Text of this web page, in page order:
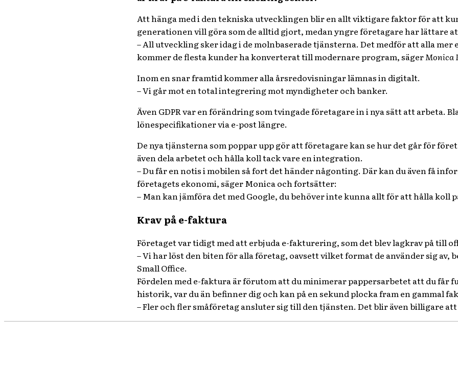
Att hänga med i den tekniska utvecklingen blir en allt viktigare faktor för att
generationen vill göra som de alltid gjort, medan yngre företagare har lättare
– All utveckling sker idag i de molnbaserade tjänsterna. Det medför att alla
kommer de flesta kunder ha konverterat till modernare program, sägerMonica
Inom en snar framtid kommer alla årsredovisningar lämnas in digitalt.
– Vi går mot en total integrering mot myndigheter och banker.
Även GDPR var en förändring som tvingade företagare in i nya sätt att arbeta.
lönespecifikationer via e-post längre.
De nya tjänsterna som poppar upp gör att företagare kan se hur det går för
även dela arbetet och hålla koll tack vare en integration.
– Du får en notis i mobilen så fort det händer någonting. Där kan du även få
företagets ekonomi, säger Monica och fortsätter:
– Man kan jämföra det med Google, du behöver inte kunna allt för att hålla koll
Krav på e-faktura
Företaget var tidigt med att erbjuda e-fakturering, som det blev lagkrav på till
– Vi har löst den biten för alla företag, oavsett vilket format de använder sig av,
Small Office.
Fördelen med e-faktura är förutom att du minimerar pappersarbetet att du
historik, var du än befinner dig och kan på en sekund plocka fram en gammal
– Fler och fler småföretag ansluter sig till den tjänsten. Det blir även billigare